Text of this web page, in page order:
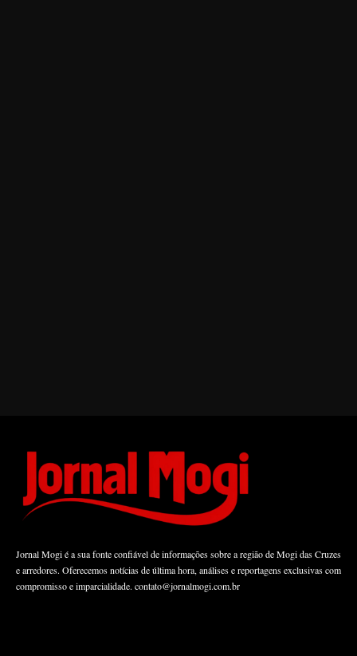
Jornal Mogi é a sua fonte confiável de informações sobre a região de Mogi das Cruzes
e arredores. Oferecemos notícias de última hora, análises e reportagens exclusivas com
compromisso e imparcialidade. contato@jornalmogi.com.br